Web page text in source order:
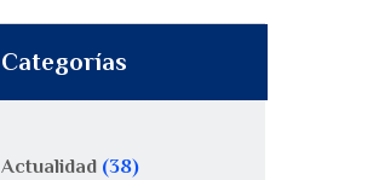
Categorías
Actualidad (38)